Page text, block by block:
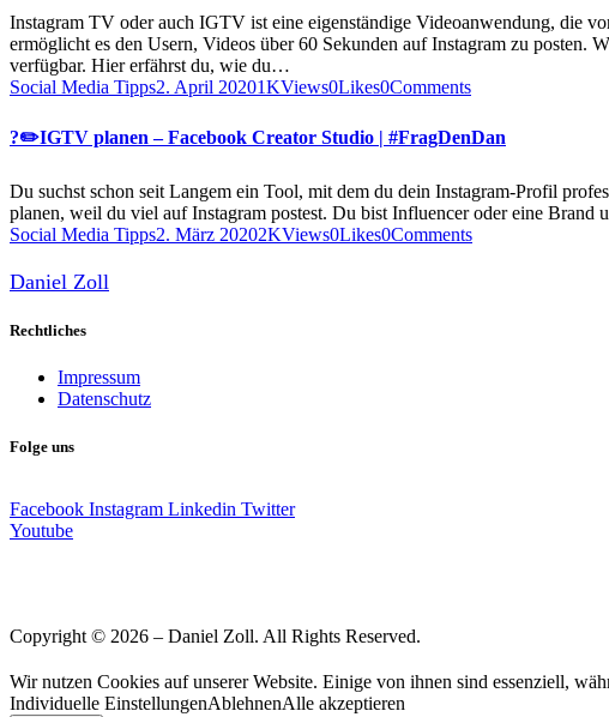
Instagram TV oder auch IGTV ist eine eigenständige Videoanwendung, die
ermöglicht es den Usern, Videos über 60 Sekunden auf Instagram zu
verfügbar. Hier erfährst du, wie du…
Social Media Tipps2. April 20201KViews0Likes0Comments
?✏️IGTV planen – Facebook Creator Studio | #FragDenDan
Du suchst schon seit Langem ein Tool, mit dem du dein Instagram-Profil
planen, weil du viel auf Instagram postest. Du bist Influencer oder eine
Social Media Tipps2. März 20202KViews0Likes0Comments
Daniel Zoll
Rechtliches
Impressum
Datenschutz
Folge uns
Facebook Instagram Linkedin Twitter
Youtube
Copyright © 2026 – Daniel Zoll. All Rights Reserved.
Wir nutzen Cookies auf unserer Website. Einige von ihnen sind essenziell,
Individuelle EinstellungenAblehnenAlle akzeptieren